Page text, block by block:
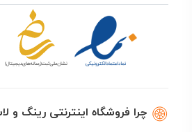
چرا فروشگاه اینترنتی رینگ و